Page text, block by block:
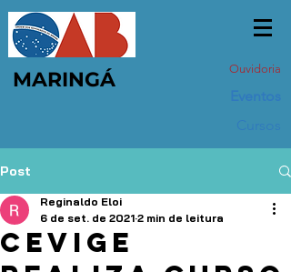
MARINGÁ Ouvidoria
Post
Cevige
Reginaldo Eloi
6 de set. de 2021 2 min de leitura